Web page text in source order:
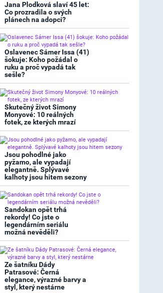
Jana Plodková slaví 45 let:
Co prozradila o svých
plánech na adopci?
Oslavenec Sámer Issa (41)
šokuje: Koho požádal o
ruku a proč vypadá tak
sešle?
Skutečný život Simony
Monyové: 10 reálných
fotek, ze kterých mrazí
Jsou pohodlné jako
pyžamo, ale vypadají
elegantně. Splývavé
kalhoty jsou hitem sezony
Sandokan opět trhá
rekordy! Co jste o
legendárním seriálu
možná nevěděli?
Ze šatníku Dády
Patrasové: Černá
elegance, výrazné barvy a
styl, který nestárne